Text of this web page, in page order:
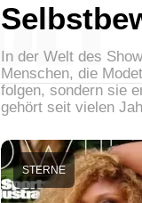
In der Welt des
Menschen, die
folgen, sondern sie
gehört seit vielen
STERNE